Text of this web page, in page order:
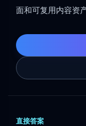
面和可复用内容资产
直接答案